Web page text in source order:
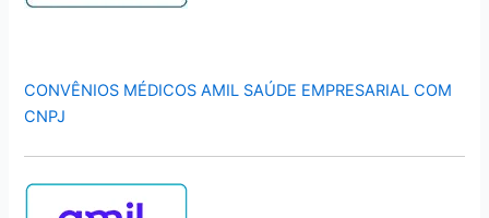
CONVÊNIOS MÉDICOS AMIL SAÚDE EMPRESARIAL COM
CNPJ